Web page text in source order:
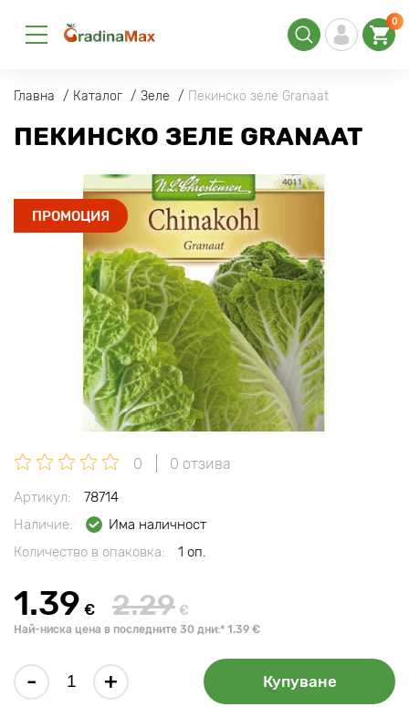
0
Главна Каталог Зеле Пекинско зеле Granaat
ПЕКИНСКО ЗЕЛЕ GRANAAT
ПРОМОЦИЯ
0 0 отзива
Артикул:
78714
Наличие:
Има наличност
Количество в опаковка:
1 оп.
1.39 € 2.29 €
Най-ниска цена в последните 30 дни:* 1.39 €
- + Купуване